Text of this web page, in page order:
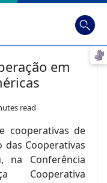
Busca
em
read
cooperativas de
das Cooperativas
na Conferência
Cooperativa